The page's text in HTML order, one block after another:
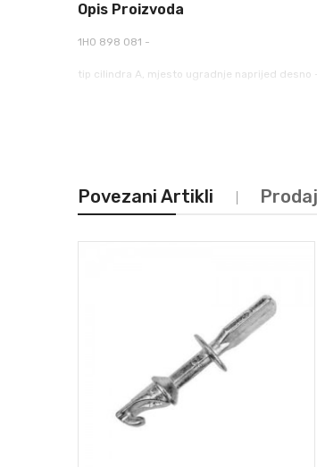
Opis Proizvoda
1H0 898 081 -
tip cilindra A, mjesto ugradnje naprijed desno
Povezani Artikli